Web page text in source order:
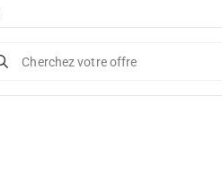
Cherchez votre offre